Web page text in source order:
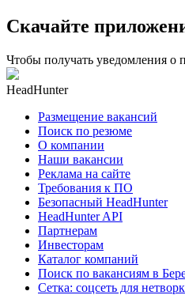
Скачайте
Чтобы получать уведомления о
HeadHunter
Размещение вакансий
Поиск по резюме
О компании
Наши вакансии
Реклама на сайте
Требования к ПО
Безопасный HeadHunter
HeadHunter API
Партнерам
Инвесторам
Каталог компаний
Поиск по вакансиям в
Сетка: соцсеть для